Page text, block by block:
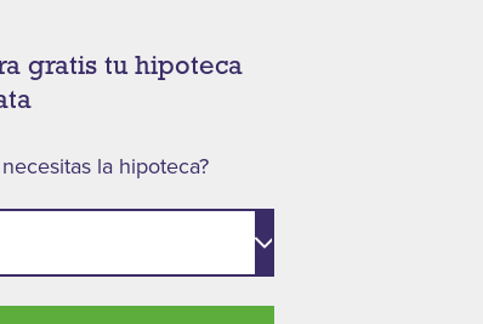
gratis tu hipoteca
la hipoteca?